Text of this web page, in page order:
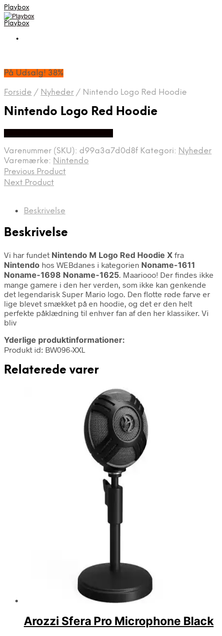
Playbox
Playbox
På Udsalg! 38%
Forside / Nyheder / Nintendo Logo Red Hoodie
Nintendo Logo Red Hoodie
Varenummer (SKU): d99a3a7d0d8f Kategori: Nyheder
Varemærke: Nintendo
Previous Product
Next Product
Beskrivelse
Beskrivelse
Vi har fundet Nintendo M Logo Red Hoodie X fra
Nintendo hos WEBdanes i kategorien Noname-1611
Noname-1698 Noname-1625. Maariooo! Der findes ikke
mange gamere i den her verden, som ikke kan genkende
det legendarisk Super Mario logo. Den flotte røde farve er
lige blevet smækket på en hoodie, og det er den helt
perfekte påklædning til enhver fan af den her klassiker. Vi
bliv
Yderlige produktinformationer:
Produkt id: BW096-XXL
Relaterede varer
Arozzi Sfera Pro Microphone Black